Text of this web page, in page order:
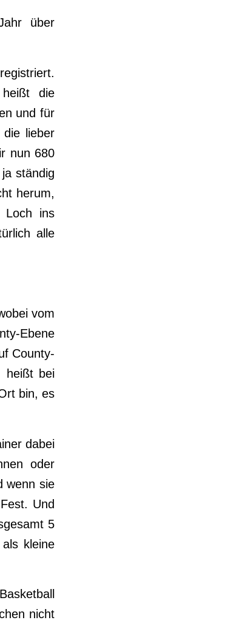
über
die
und für
lieber
nun 680
ständig
herum,
Loch ins
alle
vom
Ebene
County-
heißt bei
bin, es
dabei
oder
wenn sie
Und
5
kleine
nicht